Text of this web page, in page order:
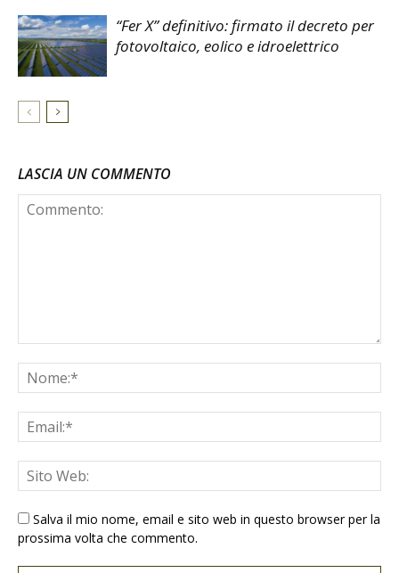
“Fer X” definitivo: firmato il decreto per
fotovoltaico, eolico e idroelettrico
LASCIA UN COMMENTO
Salva il mio nome, email e sito web in questo browser per la
prossima volta che commento.